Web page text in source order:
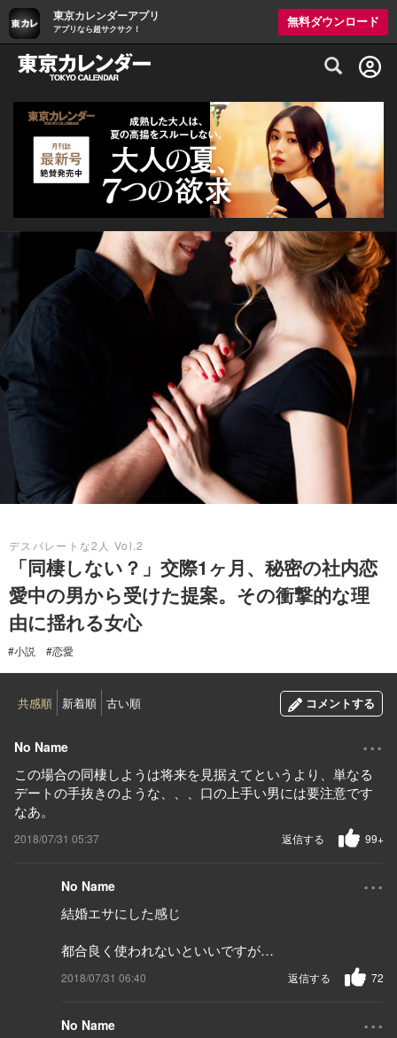
東京カレンダーアプリ
アプリなら超サクサク！
無料ダウンロード
グルメ情報・プレミアムレストラン予約
デスパレートな2人 Vol.2
「同棲しない？」交際1ヶ月、秘密の社内恋
愛中の男から受けた提案。その衝撃的な理
由に揺れる女心
#小説 #恋愛
共感順 新着順 古い順 コメントする
No Name ...
この場合の同棲しようは将来を見据えてというより、単なる
デートの手抜きのような、、、口の上手い男には要注意です
なあ。
2018/07/31 05:37 99+
返信する
No Name ...
結婚エサにした感じ
都合良く使われないといいですが…
2018/07/31 06:40 72
返信する
No Name ...